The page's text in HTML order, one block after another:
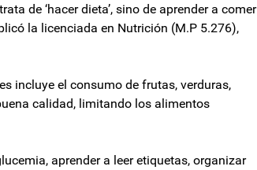
de ‘hacer dieta’, sino de aprender a comer
la licenciada en Nutrición (M.P 5.276),
incluye el consumo de frutas, verduras,
calidad, limitando los alimentos
aprender a leer etiquetas, organizar